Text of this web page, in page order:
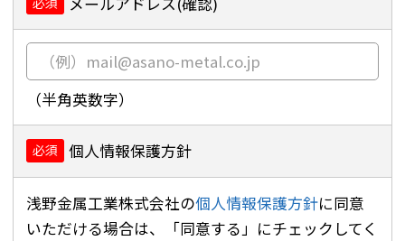
（半角英数字）
必須 個人情報保護方針
浅野金属工業株式会社の個人情報保護方針に同意
いただける場合は、「同意する」にチェックしてく